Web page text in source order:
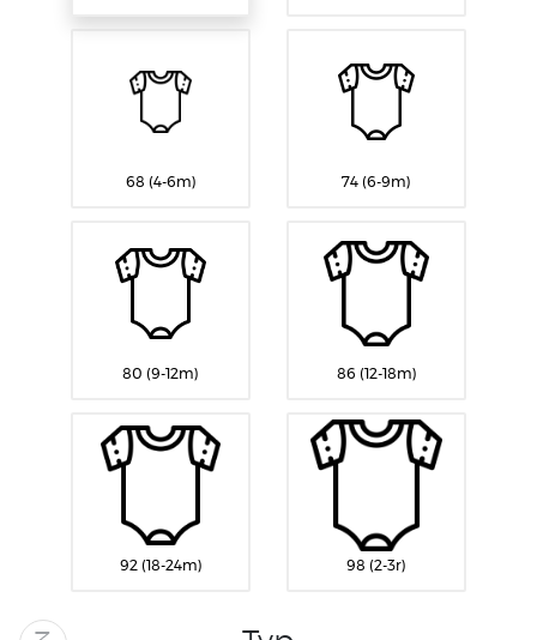
68 (4-6m) 74 (6-9m)
80 (9-12m) 86 (12-18m)
92 (18-24m) 98 (2-3r)